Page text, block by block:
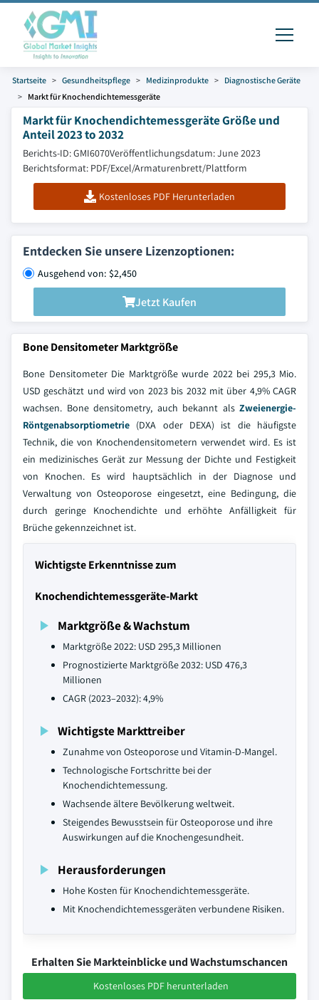
Startseite Gesundheitspflege Medizinprodukte
Diagnostische Geräte
Markt für Knochendichtemessgeräte
Markt für Knochendichtemessgeräte Größe und
Anteil 2023 to 2032
Berichts-ID: GMI6070Veröffentlichungsdatum: June 2023
Berichtsformat: PDF/Excel/Armaturenbrett/Plattform
Kostenloses PDF Herunterladen
Entdecken Sie unsere Lizenzoptionen:
Ausgehend von: $2,450
Jetzt Kaufen
Bone Densitometer Marktgröße
Bone Densitometer Die Marktgröße wurde 2022 bei 295,3 Mio.
USD geschätzt und wird von 2023 bis 2032 mit über 4,9% CAGR
wachsen. Bone densitometry, auch bekannt als Zweienergie-
Röntgenabsorptiometrie (DXA oder DEXA) ist die häufigste
Technik, die von Knochendensitometern verwendet wird. Es ist
ein medizinisches Gerät zur Messung der Dichte und Festigkeit
von Knochen. Es wird hauptsächlich in der Diagnose und
Verwaltung von Osteoporose eingesetzt, eine Bedingung, die
durch geringe Knochendichte und erhöhte Anfälligkeit für
Brüche gekennzeichnet ist.
Wichtigste Erkenntnisse zum
Knochendichtemessgeräte-Markt
Marktgröße & Wachstum
Marktgröße 2022: USD 295,3 Millionen
Prognostizierte Marktgröße 2032: USD 476,3
Millionen
CAGR (2023–2032): 4,9%
Wichtigste Markttreiber
Zunahme von Osteoporose und Vitamin-D-Mangel.
Technologische Fortschritte bei der
Knochendichtemessung.
Wachsende ältere Bevölkerung weltweit.
Steigendes Bewusstsein für Osteoporose und ihre
Auswirkungen auf die Knochengesundheit.
Herausforderungen
Hohe Kosten für Knochendichtemessgeräte.
Mit Knochendichtemessgeräten verbundene Risiken.
Erhalten Sie Markteinblicke und Wachstumschancen
Kostenloses PDF herunterladen